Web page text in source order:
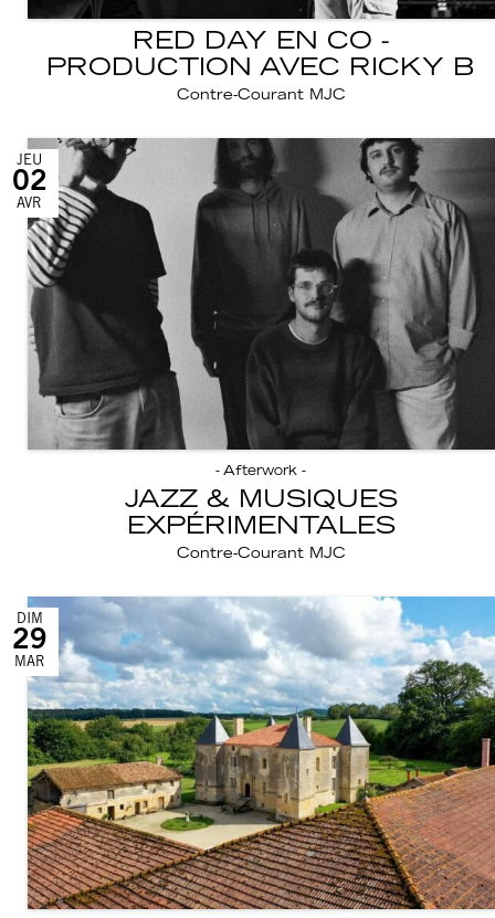
RED DAY EN CO -
PRODUCTION AVEC RICKY B
Contre-Courant MJC
- Afterwork -
JAZZ & MUSIQUES
EXPÉRIMENTALES
Contre-Courant MJC
JEU
02
AVR
DIM
29
MAR